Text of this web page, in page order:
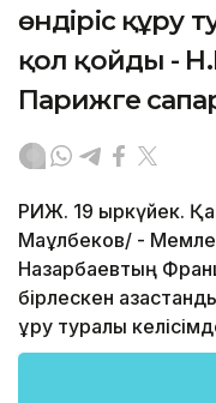
өндіріс құру
қол қойды -
Парижге
РИЖ. 19 қыркүйек.
Мақұлбеков/ -
Назарбаевтың
бірлескен
құру туралы